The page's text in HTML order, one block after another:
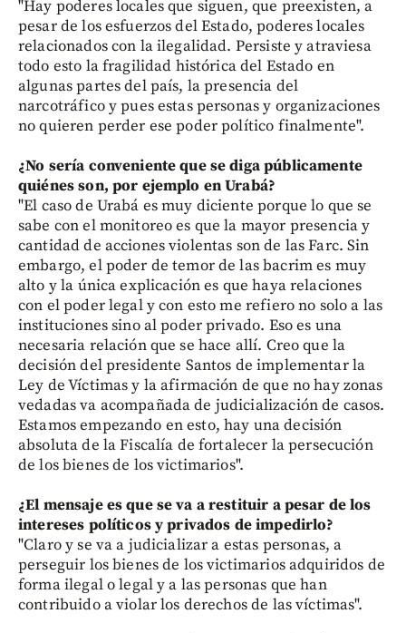
"Hay poderes locales que siguen, que preexisten, a
pesar de los esfuerzos del Estado, poderes locales
relacionados con la ilegalidad. Persiste y atraviesa
todo esto la fragilidad histórica del Estado en
algunas partes del país, la presencia del
narcotráfico y pues estas personas y organizaciones
no quieren perder ese poder político finalmente".
¿No sería conveniente que se diga públicamente
quiénes son, por ejemplo en Urabá?
"El caso de Urabá es muy diciente porque lo que se
sabe con el monitoreo es que la mayor presencia y
cantidad de acciones violentas son de las Farc. Sin
embargo, el poder de temor de las bacrim es muy
alto y la única explicación es que haya relaciones
con el poder legal y con esto me refiero no solo a las
instituciones sino al poder privado. Eso es una
necesaria relación que se hace allí. Creo que la
decisión del presidente Santos de implementar la
Ley de Víctimas y la afirmación de que no hay zonas
vedadas va acompañada de judicialización de casos.
Estamos empezando en esto, hay una decisión
absoluta de la Fiscalía de fortalecer la persecución
de los bienes de los victimarios".
¿El mensaje es que se va a restituir a pesar de los
intereses políticos y privados de impedirlo?
"Claro y se va a judicializar a estas personas, a
perseguir los bienes de los victimarios adquiridos de
forma ilegal o legal y a las personas que han
contribuido a violar los derechos de las víctimas".